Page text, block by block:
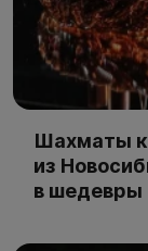
Шахматы
из
в шедевры